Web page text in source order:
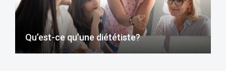
Qu’est-ce qu’une diététiste?